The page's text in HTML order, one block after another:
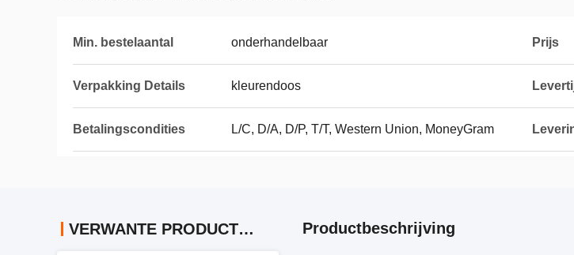
Min. bestelaantal onderhandelbaar Prijs
Verpakking Details kleurendoos
Betalingscondities L/C, D/A, D/P, T/T, Western Union, MoneyGram
VERWANTE PRODUCTEN Productbeschrijving